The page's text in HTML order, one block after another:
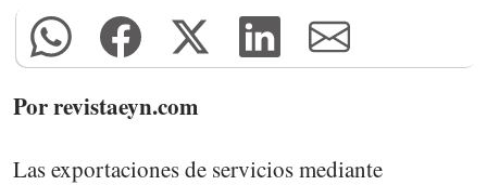
Por revistaeyn.com
Las exportaciones de servicios mediante